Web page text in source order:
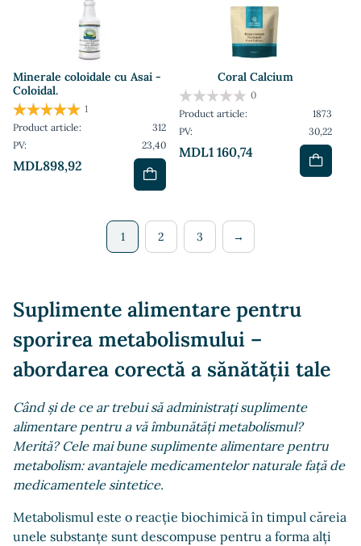
Minerale coloidale cu Asai -
Coloidal.
MDL898,92
1
Product article:
312
PV:
23,40
Coral Calcium
MDL1 160,74
0
Product article:
1873
PV:
30,22
1 2 3 →
Suplimente alimentare pentru
sporirea metabolismului –
abordarea corectă a sănătății tale
Când și de ce ar trebui să administrați suplimente
alimentare pentru a vă îmbunătăți metabolismul?
Merită? Cele mai bune suplimente alimentare pentru
metabolism: avantajele medicamentelor naturale față de
medicamentele sintetice.
Metabolismul este o reacție biochimică în timpul căreia
unele substanțe sunt descompuse pentru a forma alți